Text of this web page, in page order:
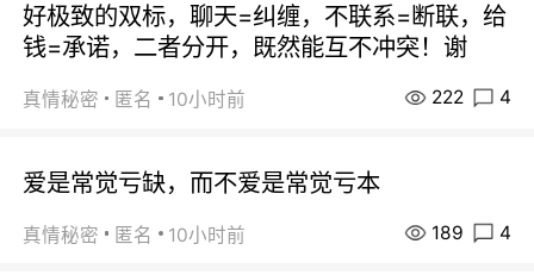
好极致的双标，聊天=纠缠，不联系=断联，给
钱=承诺，二者分开，既然能互不冲突！谢
真情秘密 匿名 10小时前 222 4
爱是常觉亏缺，而不爱是常觉亏本
真情秘密 匿名 10小时前 189 4